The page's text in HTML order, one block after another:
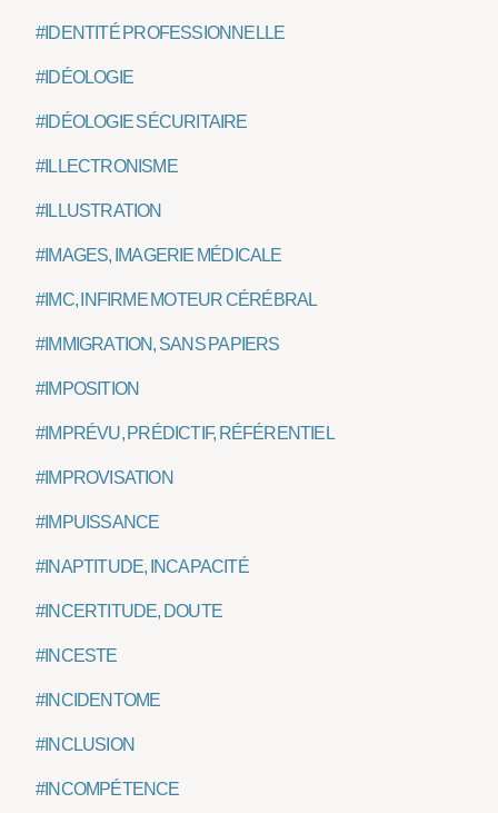
#IDENTITÉ PROFESSIONNELLE
#IDÉOLOGIE
#IDÉOLOGIE SÉCURITAIRE
#ILLECTRONISME
#ILLUSTRATION
#IMAGES, IMAGERIE MÉDICALE
#IMC, INFIRME MOTEUR CÉRÉBRAL
#IMMIGRATION, SANS PAPIERS
#IMPOSITION
#IMPRÉVU, PRÉDICTIF, RÉFÉRENTIEL
#IMPROVISATION
#IMPUISSANCE
#INAPTITUDE, INCAPACITÉ
#INCERTITUDE, DOUTE
#INCESTE
#INCIDENTOME
#INCLUSION
#INCOMPÉTENCE